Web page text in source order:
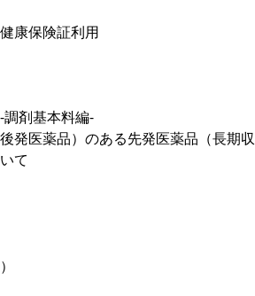
康保険証利用
剤基本料編-
発医薬品）のある先発医薬品（長期収
て